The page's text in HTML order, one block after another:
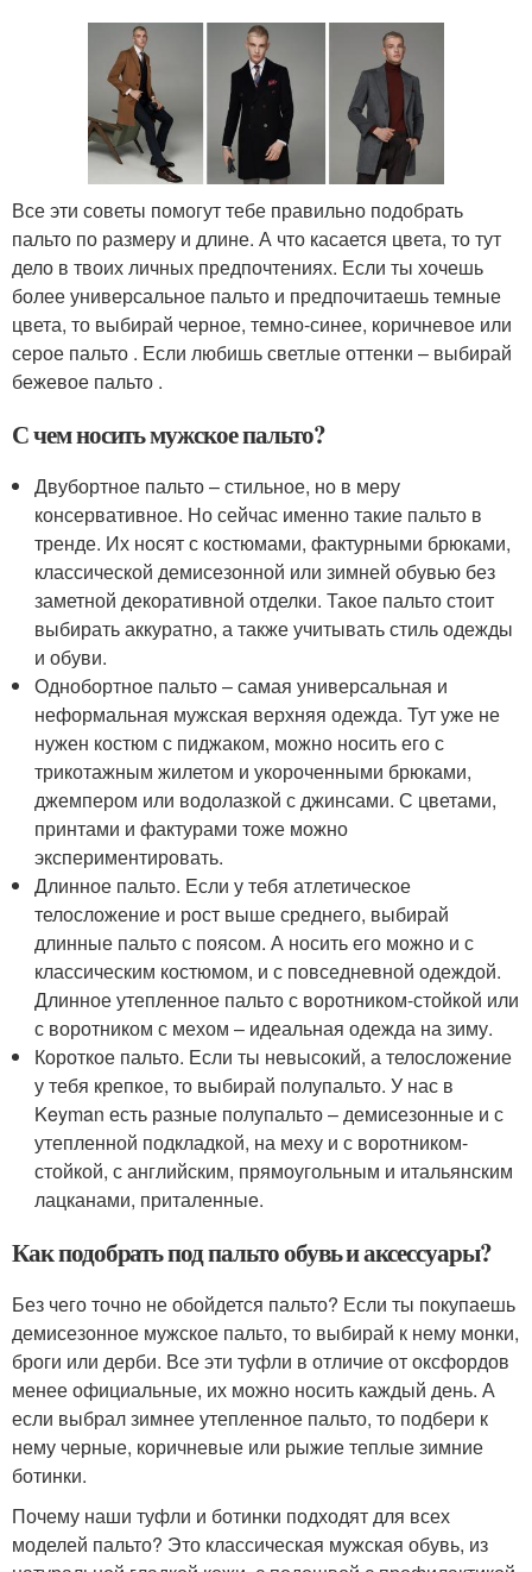
Все эти советы помогут тебе правильно подобрать
пальто по размеру и длине. А что касается цвета, то тут
дело в твоих личных предпочтениях. Если ты хочешь
более универсальное пальто и предпочитаешь темные
цвета, то выбирай черное, темно-синее, коричневое или
серое пальто . Если любишь светлые оттенки – выбирай
бежевое пальто .
С чем носить мужское пальто?
Двубортное пальто – стильное, но в меру
консервативное. Но сейчас именно такие пальто в
тренде. Их носят с костюмами, фактурными брюками,
классической демисезонной или зимней обувью без
заметной декоративной отделки. Такое пальто стоит
выбирать аккуратно, а также учитывать стиль одежды
и обуви.
Однобортное пальто – самая универсальная и
неформальная мужская верхняя одежда. Тут уже не
нужен костюм с пиджаком, можно носить его с
трикотажным жилетом и укороченными брюками,
джемпером или водолазкой с джинсами. С цветами,
принтами и фактурами тоже можно
экспериментировать.
Длинное пальто. Если у тебя атлетическое
телосложение и рост выше среднего, выбирай
длинные пальто с поясом. А носить его можно и с
классическим костюмом, и с повседневной одеждой.
Длинное утепленное пальто с воротником-стойкой или
с воротником с мехом – идеальная одежда на зиму.
Короткое пальто. Если ты невысокий, а телосложение
у тебя крепкое, то выбирай полупальто. У нас в
Keyman есть разные полупальто – демисезонные и с
утепленной подкладкой, на меху и с воротником-
стойкой, с английским, прямоугольным и итальянским
лацканами, приталенные.
Как подобрать под пальто обувь и аксессуары?
Без чего точно не обойдется пальто? Если ты покупаешь
демисезонное мужское пальто, то выбирай к нему монки,
броги или дерби. Все эти туфли в отличие от оксфордов
менее официальные, их можно носить каждый день. А
если выбрал зимнее утепленное пальто, то подбери к
нему черные, коричневые или рыжие теплые зимние
ботинки.
Почему наши туфли и ботинки подходят для всех
моделей пальто? Это классическая мужская обувь, из